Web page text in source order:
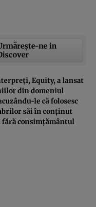
ne in
Equity, a lansat
din domeniul
le că folosesc
săi în conținut
consimțământul